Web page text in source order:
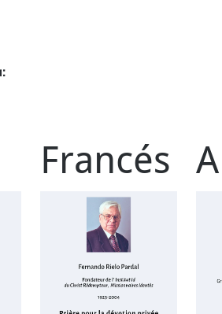
:
Francés